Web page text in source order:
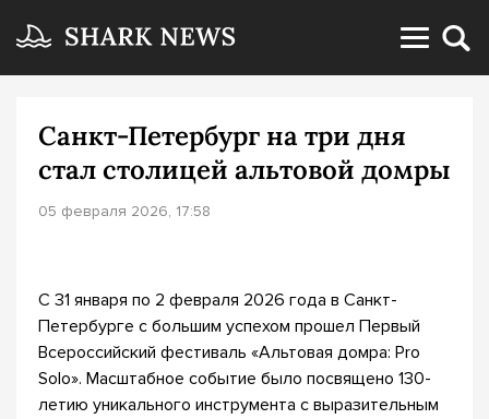
Санкт-Петербург на три дня
стал столицей альтовой домры
05 февраля 2026, 17:58
С 31 января по 2 февраля 2026 года в Санкт-
Петербурге с большим успехом прошел Первый
Всероссийский фестиваль «Альтовая домра: Pro
Solo». Масштабное событие было посвящено 130-
летию уникального инструмента с выразительным